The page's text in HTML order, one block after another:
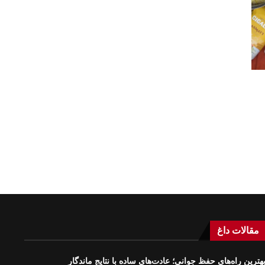
مقالات داغ
راه‌های حفظ جوانی؛ عادت‌های ساده با نتایج ماندگار